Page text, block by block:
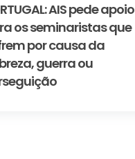
AIS pede apoio
os seminaristas que
por causa da
guerra ou